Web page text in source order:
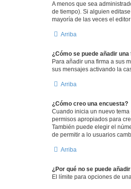
A menos que sea
de tiempo). Si alguien
mayoría de las veces el
Arriba
¿Cómo se puede añadir
Para añadir una firma a sus
sus mensajes activando la
Arriba
¿Cómo creo una encuesta?
Cuando inicia un nuevo
permisos apropiados para
También puede elegir el
de permitir a lo usuarios
Arriba
¿Por qué no se puede
El límite para opciones de